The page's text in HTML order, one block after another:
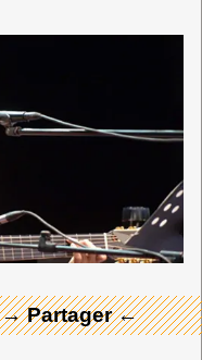
→ Partager ←
← Merci ! →